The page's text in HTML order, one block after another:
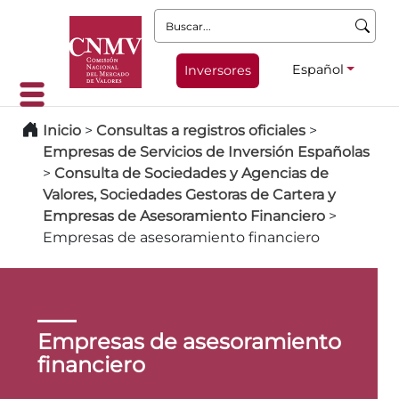
Buscar:
Inversores Español
Inicio > Consultas a registros oficiales >
Empresas de Servicios de Inversión Españolas
> Consulta de Sociedades y Agencias de
Valores, Sociedades Gestoras de Cartera y
Empresas de Asesoramiento Financiero >
Empresas de asesoramiento financiero
Empresas de asesoramiento
financiero